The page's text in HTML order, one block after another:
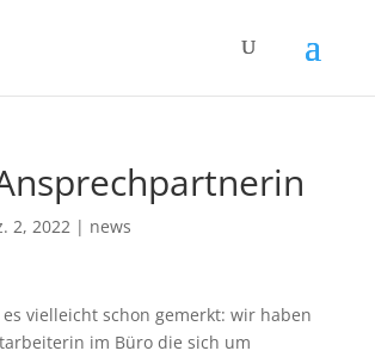
2, 2022| news
vielleicht schon gemerkt: wir haben
im Büro die sich um